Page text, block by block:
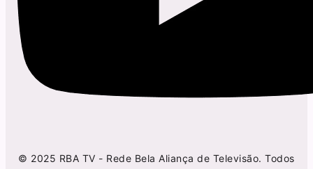
© 2025 RBA TV - Rede Bela Aliança de Televisão. Todos